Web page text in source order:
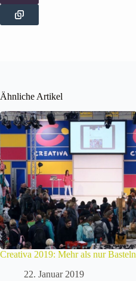
Ähnliche Artikel
Creativa 2019: Mehr als nur Basteln
22. Januar 2019